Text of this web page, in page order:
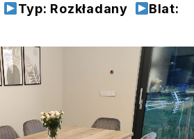
Typ: Rozkładany
Blat: